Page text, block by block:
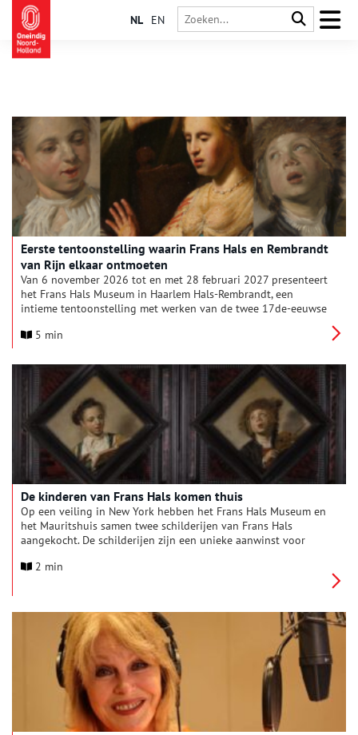
NL EN
Eerste tentoonstelling waarin Frans Hals en Rembrandt
van Rijn elkaar ontmoeten
Van 6 november 2026 tot en met 28 februari 2027 presenteert
het Frans Hals Museum in Haarlem Hals-Rembrandt, een
intieme tentoonstelling met werken van de twee 17de-eeuwse
geroemd om hun levensechte portretten en karakterkoppen in
geheel aan de combinatie van schilderijen van deze twee
grootmeesters is gewijd. De negentien schilderijen worden
getoond in een setting die uitnodigt om met aandacht te
kijken en daardoor meer te zien.
5 min
De kinderen van Frans Hals komen thuis
Op een veiling in New York hebben het Frans Hals Museum en
het Mauritshuis samen twee schilderijen van Frans Hals
aangekocht. De schilderijen zijn een unieke aanwinst voor
een doorkijk zijn naar Nederland in de 17de eeuw. De werken
2 min